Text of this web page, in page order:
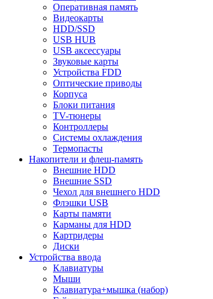
Оперативная память
Видеокарты
HDD/SSD
USB HUB
USB аксессуары
Звуковые карты
Устройства FDD
Оптические приводы
Корпуса
Блоки питания
TV-тюнеры
Контроллеры
Системы охлаждения
Термопасты
Накопители и флеш-память
Внешние HDD
Внешние SSD
Чехол для внешнего HDD
Флэшки USB
Карты памяти
Карманы для HDD
Картридеры
Диски
Устройства ввода
Клавиатуры
Мыши
Клавиатура+мышка (набор)